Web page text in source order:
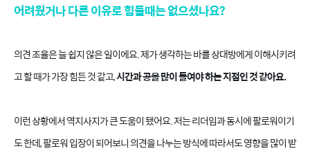
어려웠거나 다른 이유로 힘들때는 없으셨나요?
의견 조율은 늘 쉽지 않은 일이에요. 제가 생각하는 바를 상대방에게 이해시키려
고 할 때가 가장 힘든 것 같고,시간과 공을 많이 들여야 하는 지점인 것 같아요.
이런 상황에서 역지사지가 큰 도움이 됐어요. 저는 리더임과 동시에 팔로워이기
도 한데, 팔로워 입장이 되어보니 의견을 나누는 방식에 따라서도 영향을 많이 받